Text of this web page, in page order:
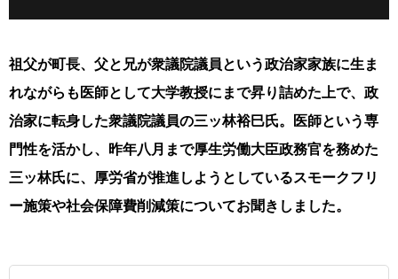
祖父が町長、父と兄が衆議院議員という政治家家族に生ま
れながらも医師として大学教授にまで昇り詰めた上で、政
治家に転身した衆議院議員の三ッ林裕巳氏。医師という専
門性を活かし、昨年八月まで厚生労働大臣政務官を務めた
三ッ林氏に、厚労省が推進しようとしているスモークフリ
ー施策や社会保障費削減策についてお聞きしました。